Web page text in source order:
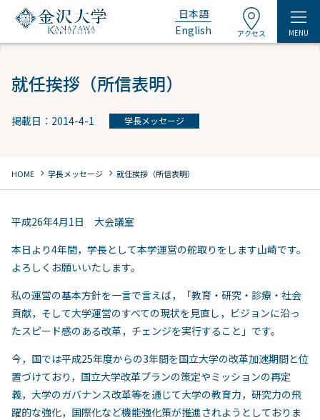
日本語
English
アクセス MENU
就任挨拶（所信表明）
掲載日：2014-4-1 学長メッセージ
HOME chevron_right 学長メッセージ chevron_right 就任挨拶（所信表明）
平成26年4月1日 大会議室
本日より4年間，学長として本学運営の舵取りをします山崎です。
よろしくお願いいたします。
私の運営の基本方針を一言で言えば，「教育・研究・診療・社会
貢献，そして大学運営のすべての現状を見直し，ビジョンに沿っ
たスピード感のある改革，チェンジを実行すること」です。
今，国では平成25年度からの3年間を国立大学の改革加速期間と位
置づけており，国立大学改革プランの策定やミッションの再定
義，大学のガバナンス改革等を通じて大学の教育力，研究力の飛
躍的な強化，国際化など機能強化策が推進されようとしておりま